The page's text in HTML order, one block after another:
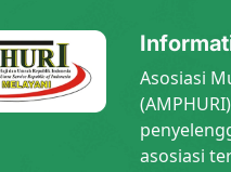
Asosiasi
asosiasi